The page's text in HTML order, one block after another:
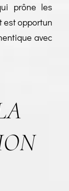
prône les
est opportun
avec